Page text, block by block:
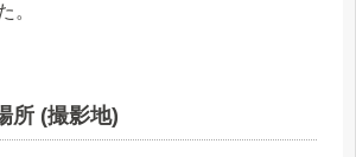
。
所 (撮影地)